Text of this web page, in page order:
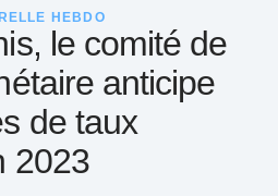
HEBDO
le comité de
anticipe
de taux
2023